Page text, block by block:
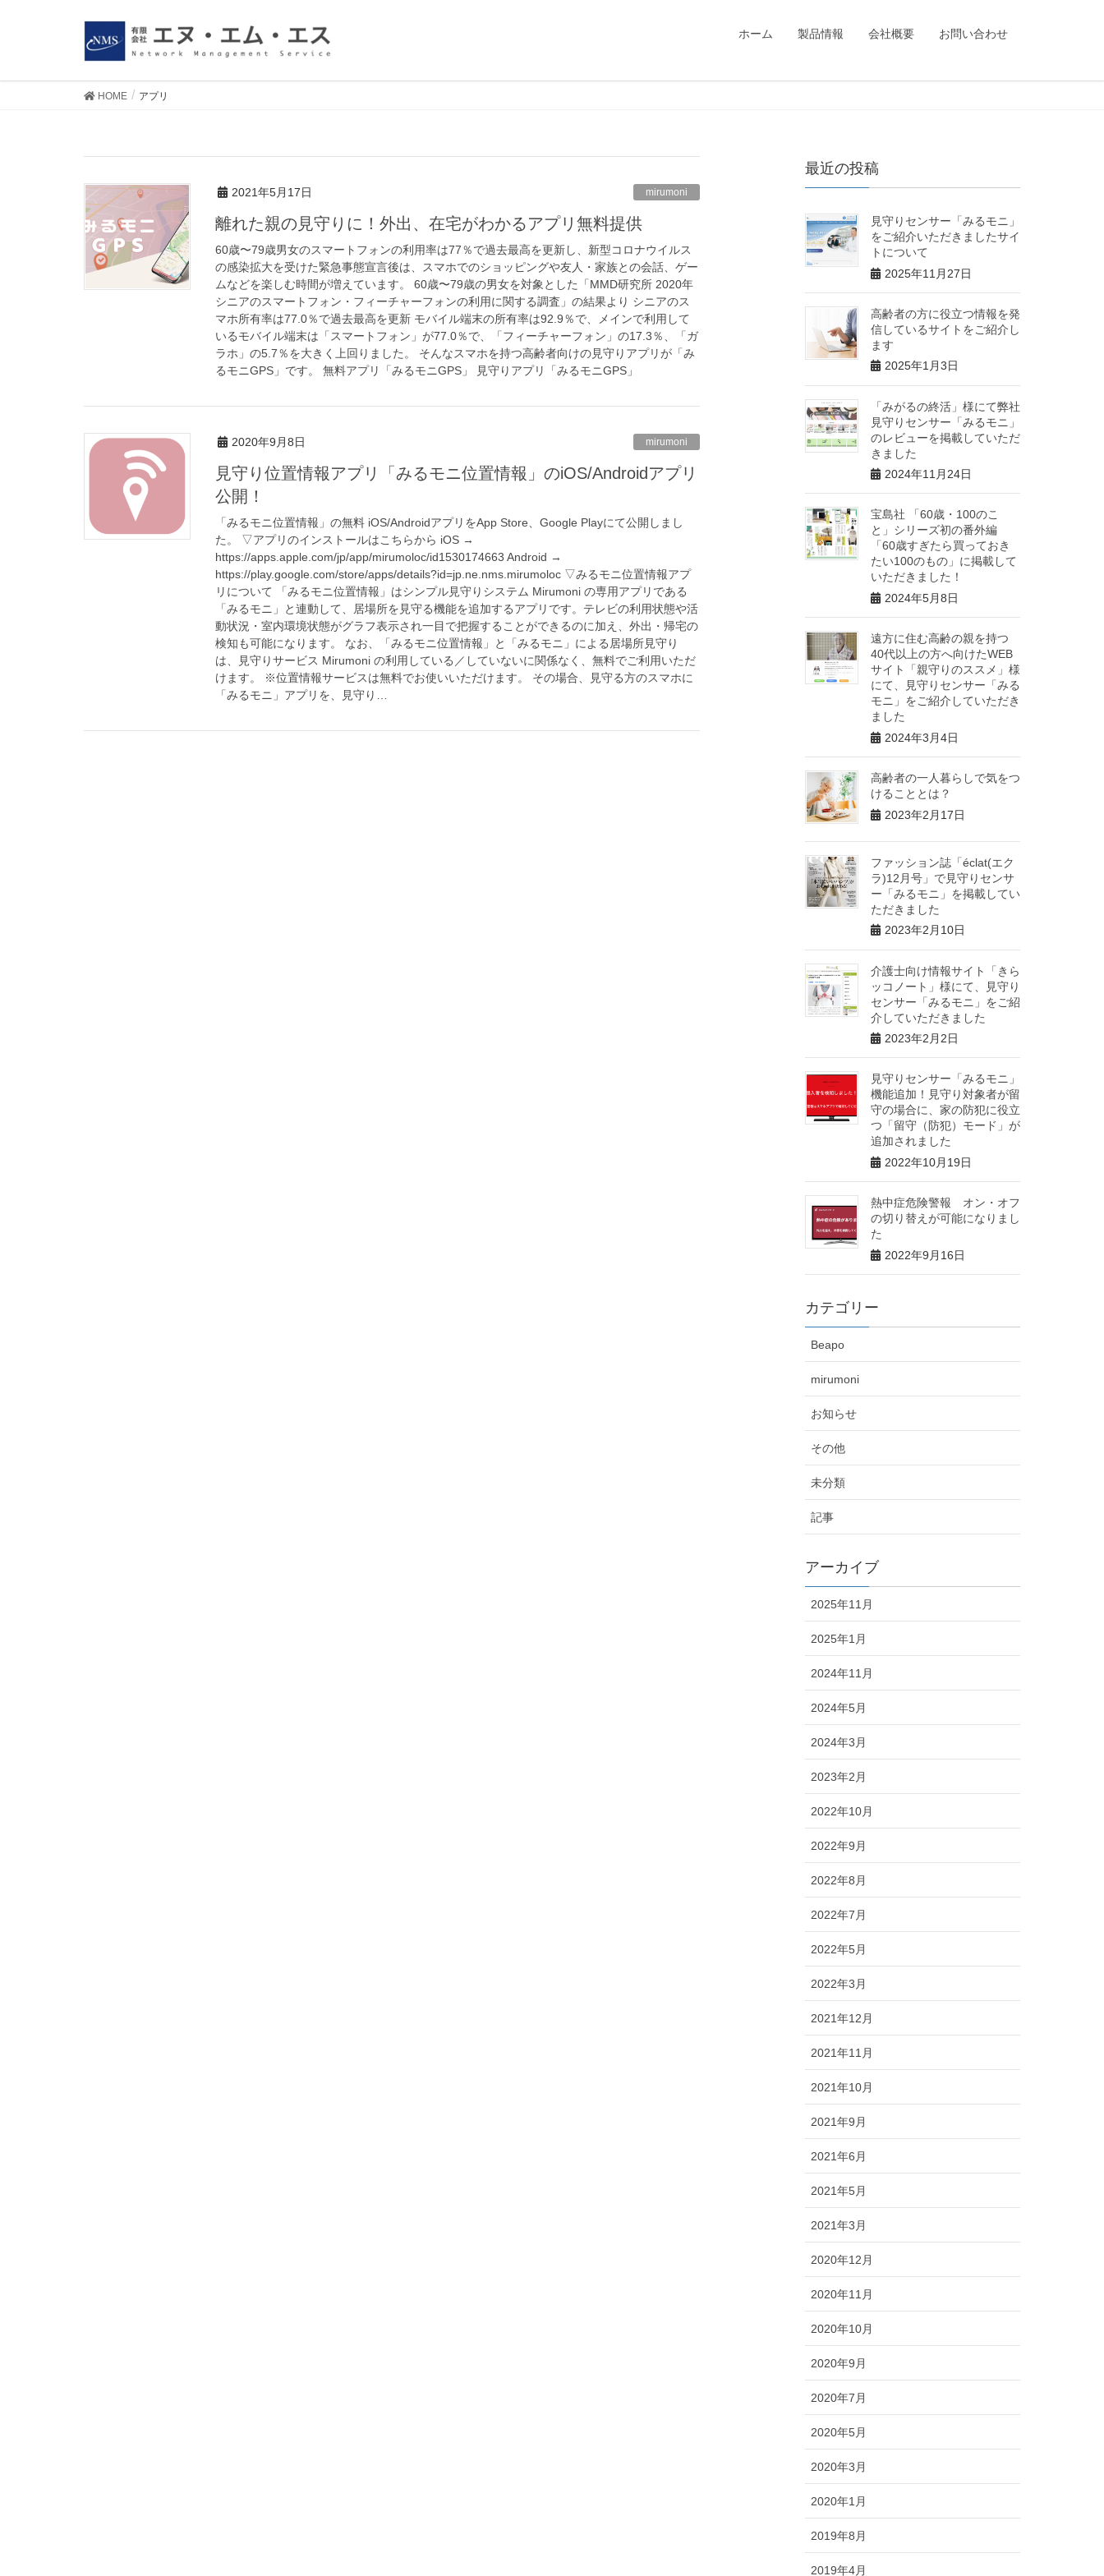
ホーム 製品情報 会社概要 お問い合わせ
HOME アプリ
2021年5月17日 mirumoni
離れた親の見守りに！外出、在宅がわかるアプリ無料提供
60歳〜79歳男女のスマートフォンの利用率は77％で過去最高を更新し、新型コロナウイルス
の感染拡大を受けた緊急事態宣言後は、スマホでのショッピングや友人・家族との会話、ゲー
ムなどを楽しむ時間が増えています。 60歳〜79歳の男女を対象とした「MMD研究所 2020年
シニアのスマートフォン・フィーチャーフォンの利用に関する調査」の結果より シニアのス
マホ所有率は77.0％で過去最高を更新 モバイル端末の所有率は92.9％で、メインで利用して
いるモバイル端末は「スマートフォン」が77.0％で、「フィーチャーフォン」の17.3％、「ガ
ラホ」の5.7％を大きく上回りました。 そんなスマホを持つ高齢者向けの見守りアプリが「み
るモニGPS」です。 無料アプリ「みるモニGPS」 見守りアプリ「みるモニGPS」
2020年9月8日 mirumoni
見守り位置情報アプリ「みるモニ位置情報」のiOS/Androidアプリ
公開！
「みるモニ位置情報」の無料 iOS/AndroidアプリをApp Store、Google Playにて公開しまし
た。 ▽アプリのインストールはこちらから iOS →
https://apps.apple.com/jp/app/mirumoloc/id1530174663 Android →
https://play.google.com/store/apps/details?id=jp.ne.nms.mirumoloc ▽みるモニ位置情報アプ
リについて 「みるモニ位置情報」はシンプル見守りシステム Mirumoni の専用アプリである
「みるモニ」と連動して、居場所を見守る機能を追加するアプリです。テレビの利用状態や活
動状況・室内環境状態がグラフ表示され一目で把握することができるのに加え、外出・帰宅の
検知も可能になります。 なお、「みるモニ位置情報」と「みるモニ」による居場所見守り
は、見守りサービス Mirumoni の利用している／していないに関係なく、無料でご利用いただ
けます。 ※位置情報サービスは無料でお使いいただけます。 その場合、見守る方のスマホに
「みるモニ」アプリを、見守り…
最近の投稿
見守りセンサー「みるモニ」
をご紹介いただきましたサイ
トについて
2025年11月27日
高齢者の方に役立つ情報を発
信しているサイトをご紹介し
ます
2025年1月3日
「みがるの終活」様にて弊社
見守りセンサー「みるモニ」
のレビューを掲載していただ
きました
2024年11月24日
宝島社 「60歳・100のこ
と」シリーズ初の番外編
「60歳すぎたら買っておき
たい100のもの」に掲載して
いただきました！
2024年5月8日
遠方に住む高齢の親を持つ
40代以上の方へ向けたWEB
サイト「親守りのススメ」様
にて、見守りセンサー「みる
モニ」をご紹介していただき
ました
2024年3月4日
高齢者の一人暮らしで気をつ
けることとは？
2023年2月17日
ファッション誌「éclat(エク
ラ)12月号」で見守りセンサ
ー「みるモニ」を掲載してい
ただきました
2023年2月10日
介護士向け情報サイト「きら
ッコノート」様にて、見守り
センサー「みるモニ」をご紹
介していただきました
2023年2月2日
見守りセンサー「みるモニ」
機能追加！見守り対象者が留
守の場合に、家の防犯に役立
つ「留守（防犯）モード」が
追加されました
2022年10月19日
熱中症危険警報 オン・オフ
の切り替えが可能になりまし
た
2022年9月16日
カテゴリー
Beapo
mirumoni
お知らせ
その他
未分類
記事
アーカイブ
2025年11月
2025年1月
2024年11月
2024年5月
2024年3月
2023年2月
2022年10月
2022年9月
2022年8月
2022年7月
2022年5月
2022年3月
2021年12月
2021年11月
2021年10月
2021年9月
2021年6月
2021年5月
2021年3月
2020年12月
2020年11月
2020年10月
2020年9月
2020年7月
2020年5月
2020年3月
2020年1月
2019年8月
2019年4月